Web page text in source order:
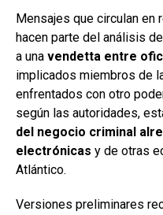
Mensajes que circulan en
hacen parte del análisis de
a una vendetta entre
implicados miembros de
enfrentados con otro
según las autoridades,
del negocio criminal
electrónicas y de otras
Atlántico.
Versiones preliminares